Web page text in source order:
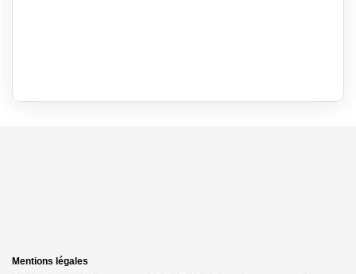
Mentions légales